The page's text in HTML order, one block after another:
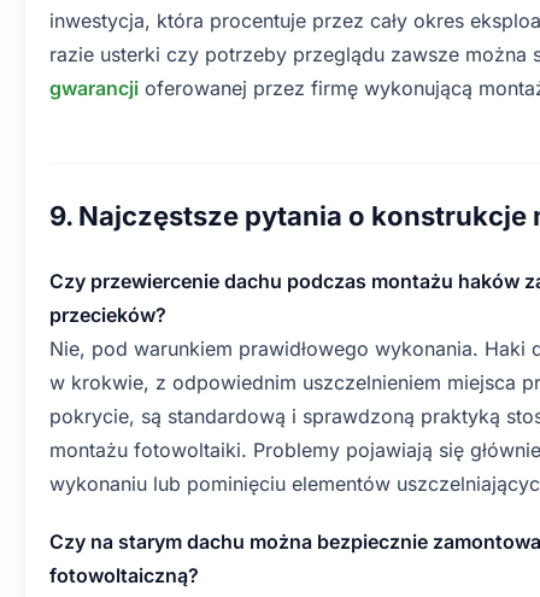
inwestycja, która procentuje przez cały okres
razie usterki czy potrzeby przeglądu zawsze można
gwarancji oferowanej przez firmę wykonującą
9. Najczęstsze pytania o konstrukcje
Czy przewiercenie dachu podczas montażu haków
przecieków?
Nie, pod warunkiem prawidłowego wykonania. Haki
w krokwie, z odpowiednim uszczelnieniem miejsca
pokrycie, są standardową i sprawdzoną praktyką
montażu fotowoltaiki. Problemy pojawiają się
wykonaniu lub pominięciu elementów
Czy na starym dachu można bezpiecznie
fotowoltaiczną?